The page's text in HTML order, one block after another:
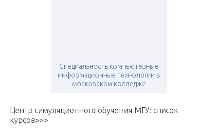
Специальность:компьютерные
информационные технологии в
московском колледже
Центр симуляционного обучения МГУ: cписок
курсов>>>